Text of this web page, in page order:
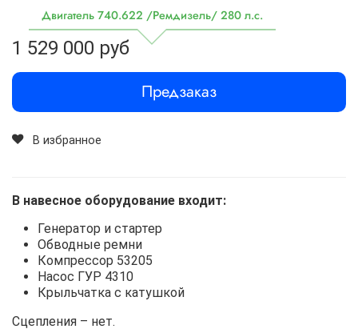
Двигатель 740.622 /Ремдизель/ 280 л.с.
1 529 000 руб
Предзаказ
В избранное
В навесное оборудование входит:
Генератор и стартер
Обводные ремни
Компрессор 53205
Насос ГУР 4310
Крыльчатка с катушкой
Сцепления – нет.